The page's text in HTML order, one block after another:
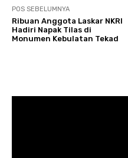
POS SEBELUMNYA
Ribuan Anggota Laskar NKRI
Hadiri Napak Tilas di
Monumen Kebulatan Tekad